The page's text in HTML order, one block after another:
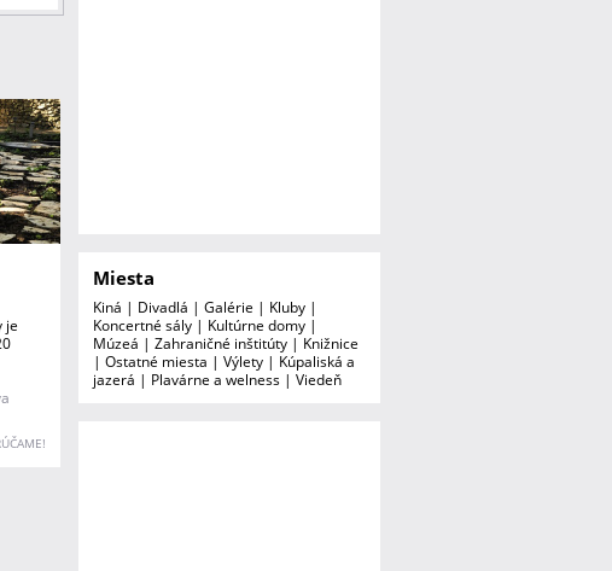
je
Miesta
Kiná | Divadlá | Galérie | Kluby |
Koncertné sály | Kultúrne domy |
Múzeá | Zahraničné inštitúty | Knižnice
| Ostatné miesta | Výlety | Kúpaliská a
jazerá | Plavárne a welness | Viedeň